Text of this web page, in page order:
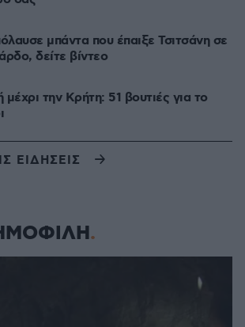
μπάντα που έπαιξε Τσιτσάνη σε
δείτε βίντεο
μέχρι την Κρήτη: 51 βουτιές για το
ΕΙΔΗΣΕΙΣ